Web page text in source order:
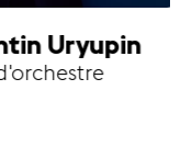
Amihai
Alto